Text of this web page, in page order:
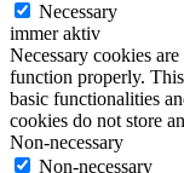
Necessary
immer aktiv
Necessary cookies
function properly.
basic functionalities
cookies do not store
Non-necessary
Non-necessary